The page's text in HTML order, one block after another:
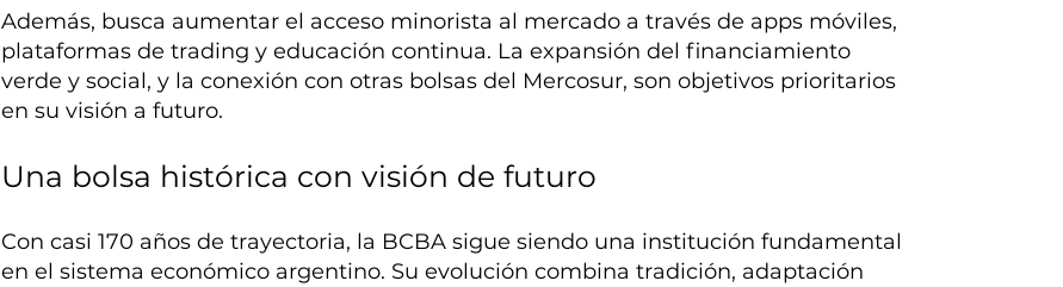
Además, busca aumentar el acceso minorista al mercado a través de apps móviles,
plataformas de trading y educación continua. La expansión del financiamiento
verde y social, y la conexión con otras bolsas del Mercosur, son objetivos prioritarios
en su visión a futuro.
Una bolsa histórica con visión de futuro
Con casi 170 años de trayectoria, la BCBA sigue siendo una institución fundamental
en el sistema económico argentino. Su evolución combina tradición, adaptación